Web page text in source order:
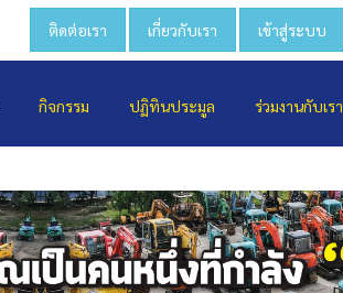
ติดต่อเรา เกี่ยวกับเรา เข้าสู่ระบบ
กิจกรรม ปฏิทินประมูล ร่วมงานกับเรา